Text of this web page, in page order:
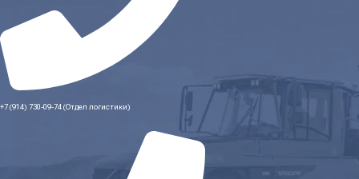
+7 (914) 730-09-74 (Отдел логистики)